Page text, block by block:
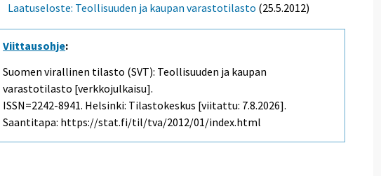
Laatuseloste: Teollisuuden ja kaupan varastotilasto (25.5.2012)
Viittausohje:
Suomen virallinen tilasto (SVT): Teollisuuden ja kaupan
varastotilasto [verkkojulkaisu].
ISSN=2242-8941. Helsinki: Tilastokeskus [viitattu: 7.8.2026].
Saantitapa: https://stat.fi/til/tva/2012/01/index.html